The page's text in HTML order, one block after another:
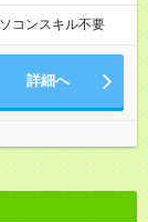
コンスキル不要
詳細へ